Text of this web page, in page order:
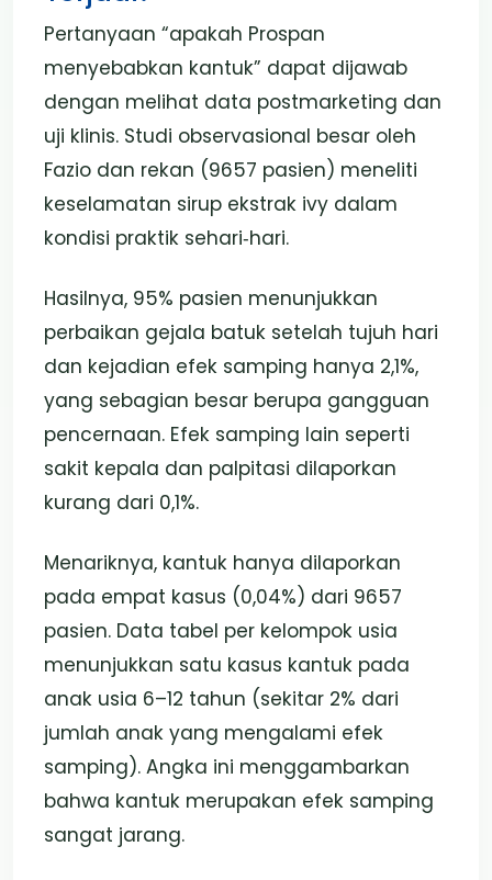
Pertanyaan “apakah Prospan
menyebabkan kantuk” dapat dijawab
dengan melihat data postmarketing dan
uji klinis. Studi observasional besar oleh
Fazio dan rekan (9657 pasien) meneliti
keselamatan sirup ekstrak ivy dalam
kondisi praktik sehari‑hari.
Hasilnya, 95% pasien menunjukkan
perbaikan gejala batuk setelah tujuh hari
dan kejadian efek samping hanya 2,1%,
yang sebagian besar berupa gangguan
pencernaan. Efek samping lain seperti
sakit kepala dan palpitasi dilaporkan
kurang dari 0,1%.
Menariknya, kantuk hanya dilaporkan
pada empat kasus (0,04%) dari 9657
pasien. Data tabel per kelompok usia
menunjukkan satu kasus kantuk pada
anak usia 6–12 tahun (sekitar 2% dari
jumlah anak yang mengalami efek
samping). Angka ini menggambarkan
bahwa kantuk merupakan efek samping
sangat jarang.